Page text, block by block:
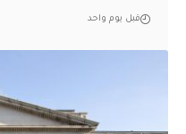
قبل يوم واحد